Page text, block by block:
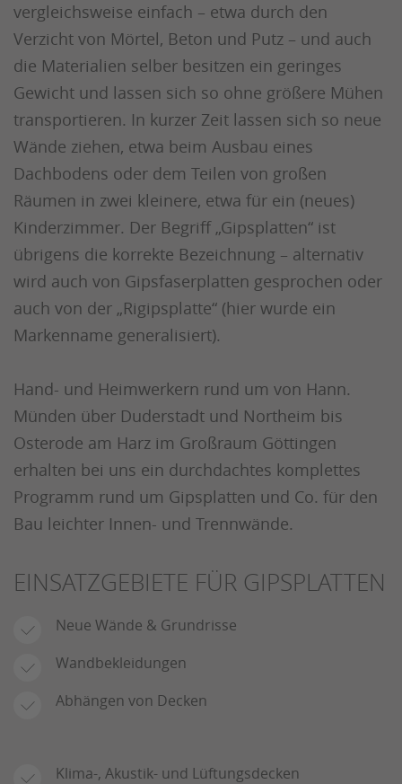
vergleichsweise einfach – etwa durch den
Verzicht von Mörtel, Beton und Putz – und auch
die Materialien selber besitzen ein geringes
Gewicht und lassen sich so ohne größere Mühen
transportieren. In kurzer Zeit lassen sich so neue
Wände ziehen, etwa beim Ausbau eines
Dachbodens oder dem Teilen von großen
Räumen in zwei kleinere, etwa für ein (neues)
Kinderzimmer. Der Begriff „Gipsplatten“ ist
übrigens die korrekte Bezeichnung – alternativ
wird auch von Gipsfaserplatten gesprochen oder
auch von der „Rigipsplatte“ (hier wurde ein
Markenname generalisiert).
Hand- und Heimwerkern rund um von Hann.
Münden über Duderstadt und Northeim bis
Osterode am Harz im Großraum Göttingen
erhalten bei uns ein durchdachtes komplettes
Programm rund um Gipsplatten und Co. für den
Bau leichter Innen- und Trennwände.
EINSATZGEBIETE FÜR GIPSPLATTEN
Neue Wände & Grundrisse
Wandbekleidungen
Abhängen von Decken
Klima-, Akustik- und Lüftungsdecken